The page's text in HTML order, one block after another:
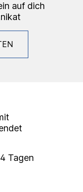
auf dich
Tagen